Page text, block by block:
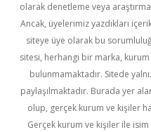
olarak denetleme veya
Ancak, üyelerimiz yazdıkları
siteye üye olarak bu
sitesi, herhangi bir marka, kurum
bulunmamaktadır. Sitede
paylaşılmaktadır. Burada yer
olup, gerçek kurum ve kişiler
Gerçek kurum ve kişiler ile